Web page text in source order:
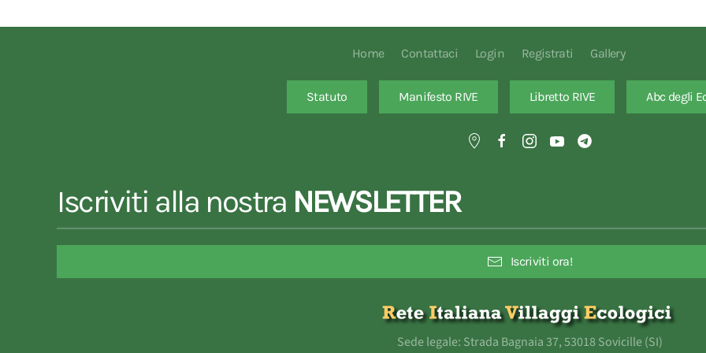
Home Contattaci Login Registrati Gallery
Statuto Manifesto RIVE Libretto RIVE Abc degli
Iscriviti alla nostra NEWSLETTER
Iscriviti ora!
Sede legale: Strada Bagnaia 37, 53018 Sovicille (SI)